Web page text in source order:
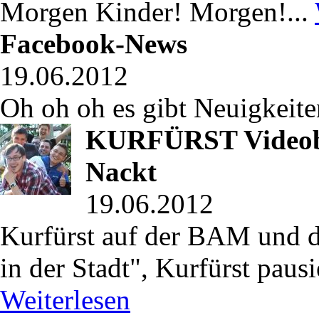
Morgen Kinder! Morgen!...
Facebook-News
19.06.2012
Oh oh oh es gibt
KURFÜRST
Nackt
19.06.2012
Kurfürst auf der BAM und
in der Stadt", Kurfürst
Weiterlesen